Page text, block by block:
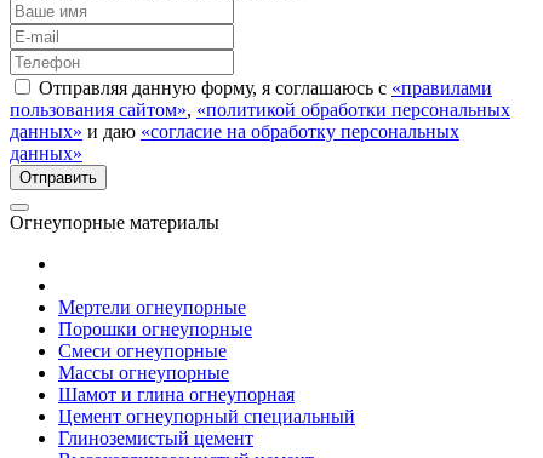
Отправляя данную форму, я соглашаюсь с «правилами
пользования сайтом», «политикой обработки персональных
данных» и даю «согласие на обработку персональных
данных»
Огнеупорные материалы
Мертели огнеупорные
Порошки огнеупорные
Смеси огнеупорные
Массы огнеупорные
Шамот и глина огнеупорная
Цемент огнеупорный специальный
Глиноземистый цемент